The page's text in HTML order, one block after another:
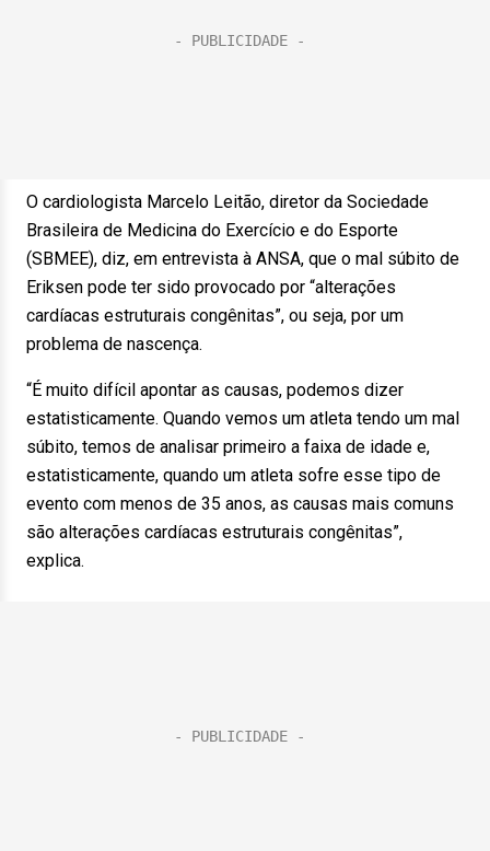
O cardiologista Marcelo Leitão, diretor da Sociedade
Brasileira de Medicina do Exercício e do Esporte
(SBMEE), diz, em entrevista à ANSA, que o mal súbito de
Eriksen pode ter sido provocado por “alterações
cardíacas estruturais congênitas”, ou seja, por um
problema de nascença.
“É muito difícil apontar as causas, podemos dizer
estatisticamente. Quando vemos um atleta tendo um mal
súbito, temos de analisar primeiro a faixa de idade e,
estatisticamente, quando um atleta sofre esse tipo de
evento com menos de 35 anos, as causas mais comuns
são alterações cardíacas estruturais congênitas”,
explica.